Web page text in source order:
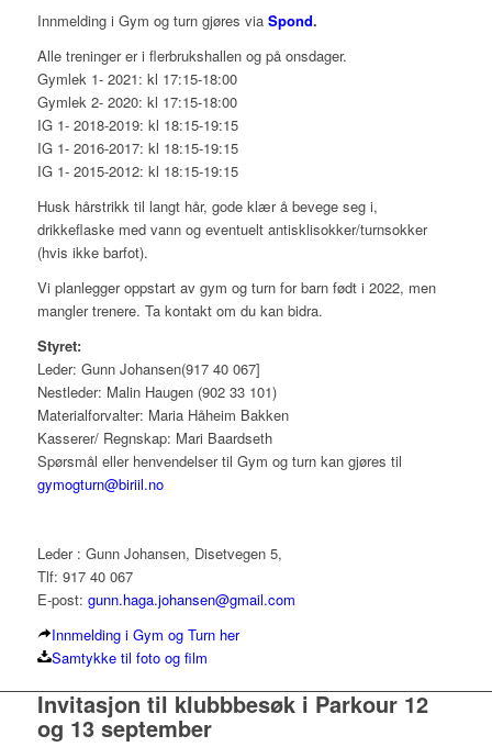
Innmelding i Gym og turn gjøres via Spond.
Alle treninger er i flerbrukshallen og på onsdager.
Gymlek 1- 2021: kl 17:15-18:00
Gymlek 2- 2020: kl 17:15-18:00
IG 1- 2018-2019: kl 18:15-19:15
IG 1- 2016-2017: kl 18:15-19:15
IG 1- 2015-2012: kl 18:15-19:15
Husk hårstrikk til langt hår, gode klær å bevege seg i,
drikkeflaske med vann og eventuelt antisklisokker/turnsokker
(hvis ikke barfot).
Vi planlegger oppstart av gym og turn for barn født i 2022, men
mangler trenere. Ta kontakt om du kan bidra.
Styret:
Leder: Gunn Johansen(917 40 067]
Nestleder: Malin Haugen (902 33 101)
Materialforvalter: Maria Håheim Bakken
Kasserer/ Regnskap: Mari Baardseth
Spørsmål eller henvendelser til Gym og turn kan gjøres til
gymogturn@biriil.no
Leder : Gunn Johansen, Disetvegen 5,
Tlf: 917 40 067
E-post: gunn.haga.johansen@gmail.com
Innmelding i Gym og Turn her
Samtykke til foto og film
Invitasjon til klubbbesøk i Parkour 12
og 13 september